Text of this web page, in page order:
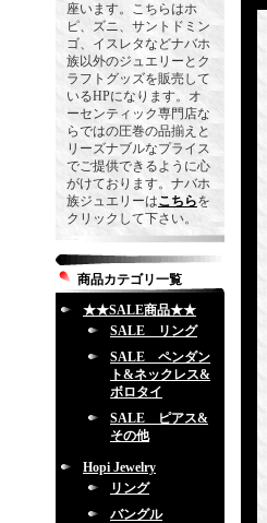
座います。こちらはホ
ピ、ズニ、サントドミン
ゴ、イスレタなどナバホ
族以外のジュエリーとク
ラフトグッズを販売して
いるHPになります。オ
ーセンティック専門店な
らではの圧巻の品揃えと
リーズナブルなプライス
でご提供できるように心
がけております。ナバホ
族ジュエリーはこちらを
クリックして下さい。
商品カテゴリ一覧
★★SALE商品★★
SALE リング
SALE ペンダン
ト&ネックレス&
ボロタイ
SALE ピアス&
その他
Hopi Jewelry
リング
バングル